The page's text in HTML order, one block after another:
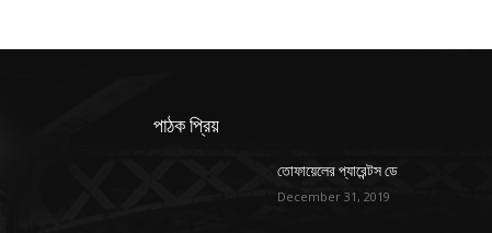
পাঠক প্রিয়
তোফায়েলের প্যারেন্টস ডে
December 31, 2019